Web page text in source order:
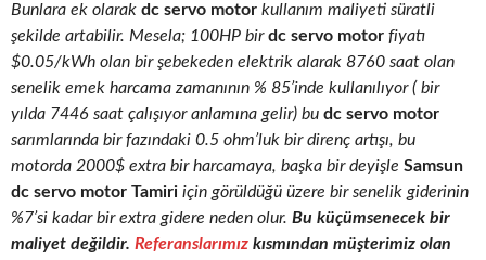
Bunlara ek olarak dc servo motor kullanım maliyeti süratli
şekilde artabilir. Mesela; 100HP birdc servo motor fiyatı
$0.05/kWh olan bir şebekeden elektrik alarak 8760 saat olan
senelik emek harcama zamanının % 85’inde kullanılıyor ( bir
yılda 7446 saat çalışıyor anlamına gelir) bu dc servo motor
sarımlarında bir fazındaki 0.5 ohm’luk bir direnç artışı, bu
motorda 2000$ extra bir harcamaya, başka bir deyişle Samsun
dc servo motor Tamiri için görüldüğü üzere bir senelik giderinin
%7’si kadar bir extra gidere neden olur. Bu küçümsenecek bir
maliyet değildir. Referanslarımız kısmından müşterimiz olan